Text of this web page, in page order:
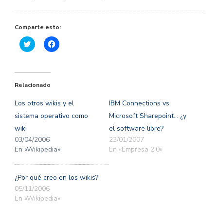
Comparte esto:
Haz
clic
Twitter
abre
una
ventana
Haz
clic
una
ventana
nueva)
Relacionado
Los otros wikis y el
sistema operativo como
wiki
03/04/2006
En «Wikipedia»
IBM Connections vs.
Microsoft Sharepoint… ¿y
el software libre?
23/01/2007
En «Empresa 2.0»
¿Por qué creo en los wikis?
05/11/2006
En «Wikipedia»